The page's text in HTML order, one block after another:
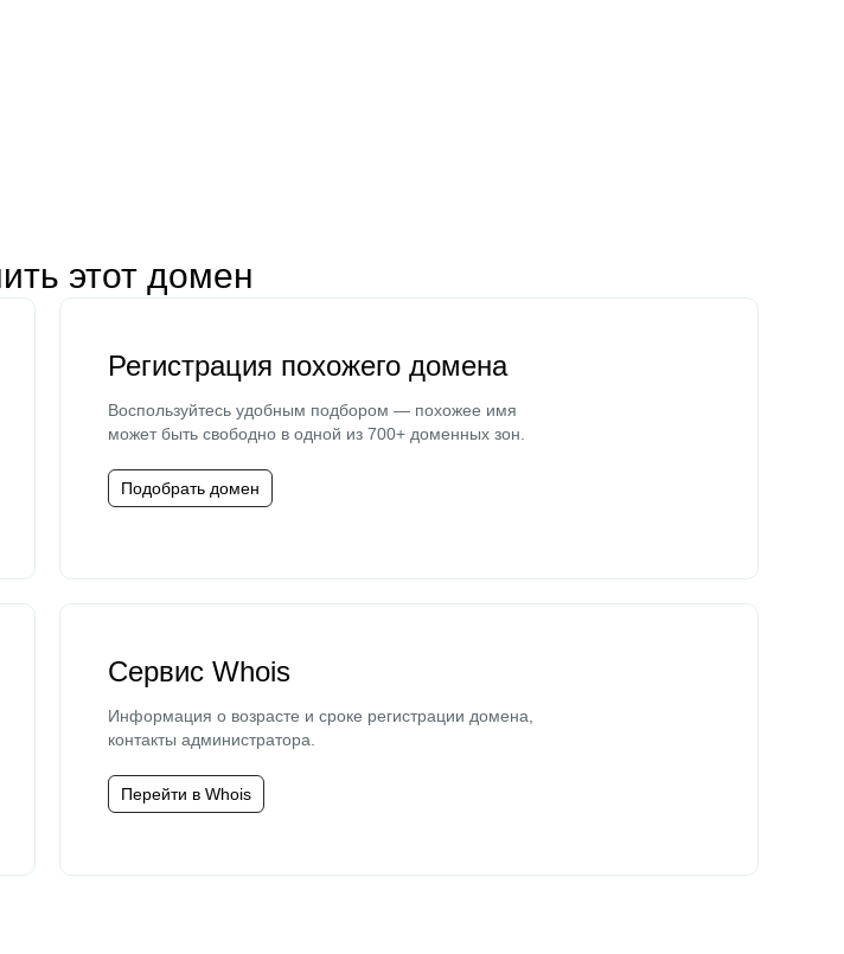
этот домен
Регистрация похожего домена
Воспользуйтесь удобным подбором — похожее имя
может быть свободно в одной из 700+ доменных зон.
Подобрать домен
Сервис Whois
Информация о возрасте и сроке регистрации домена,
контакты администратора.
Перейти в Whois